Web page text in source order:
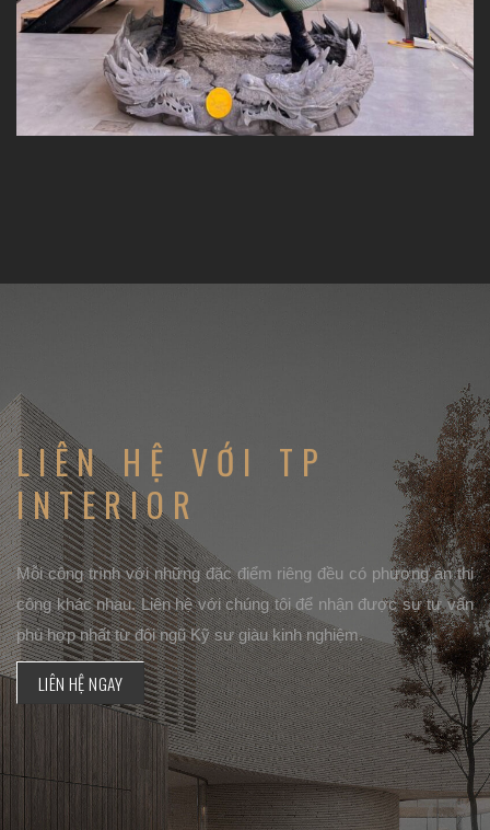
LIÊN HỆ VỚI TP
INTERIOR
Mỗi công trình với những đặc điểm riêng đều có phương án thi
công khác nhau. Liên hệ với chúng tôi để nhận được sự tư vấn
phù hợp nhất từ đội ngũ Kỹ sư giàu kinh nghiệm.
LIÊN HỆ NGAY